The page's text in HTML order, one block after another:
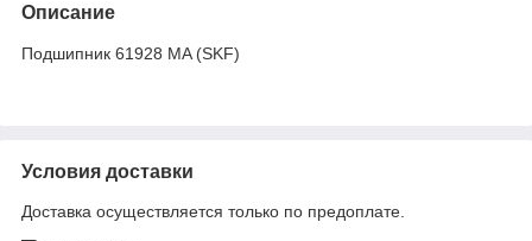
Описание
Подшипник 61928 MA (SKF)
Условия доставки
Доставка осуществляется только по предоплате.